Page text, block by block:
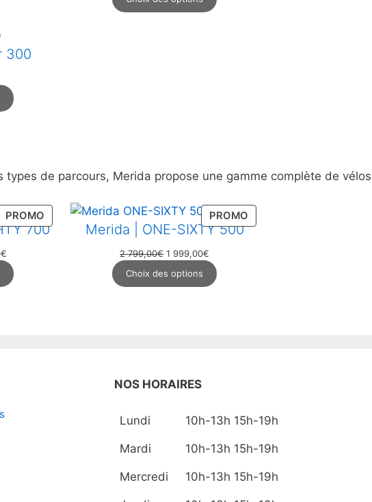
300
types de parcours, Merida propose une gamme complète de
PROMO PRODUIT
EN
700
€
prix
actuel
PROMOPRODUIT
EN
Merida | ONE-SIXTY 500
2 799,00€ Le
initial
1 999,00€
prix
actuel
Choix des options
NOS HORAIRES
Lundi 10h-13h 15h-19h
Mardi 10h-13h 15h-19h
Mercredi 10h-13h 15h-19h